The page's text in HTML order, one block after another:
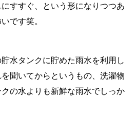
すすぐ、という形になりつつあ
です笑。
水タンクに貯めた雨水を利用し
聞いてからというもの、洗濯物
の水よりも新鮮な雨水でしっか